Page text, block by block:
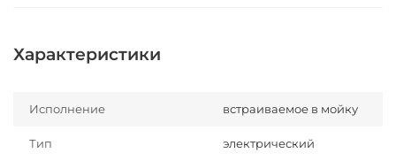
Характеристики
Исполнение встраиваемое в мойку
Тип электрический